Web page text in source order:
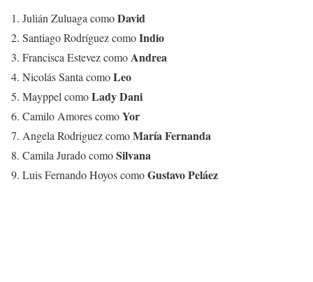
1. Julián Zuluaga comoDavid
2. Santiago Rodríguez comoIndio
3. Francisca Estevez comoAndrea
4. Nicolás Santa comoLeo
5. Mayppel comoLady Dani
6. Camilo Amores comoYor
7. Angela Rodriguez comoMaría Fernanda
8. Camila Jurado comoSilvana
9. Luis Fernando Hoyos comoGustavo Peláez